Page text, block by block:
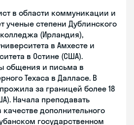
в области коммуникации и
ученые степени Дублинского
(Ирландия),
в Амхесте и
в Остине (США).
общения и письма в
Техаса в Далласе. В
за границей более 18
Начала преподавать
дополнительного
государственном